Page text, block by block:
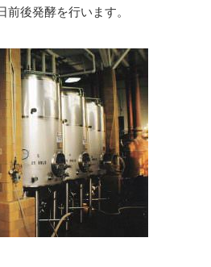
後発酵を行います。